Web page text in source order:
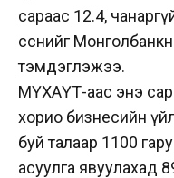
сараас 12.4,
өссөнийг
тэмдэглэжээ.
МҮХАҮТ-аас энэ
хорио бизнесийн үйл
буй талаар 1100
асуулга явуулахад